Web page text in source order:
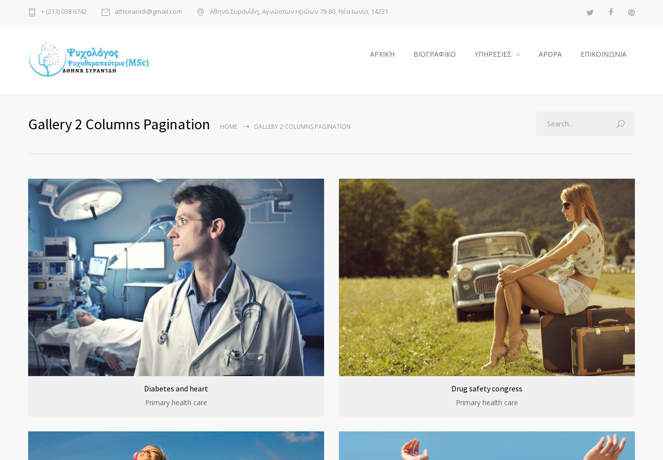
+ (213) 038 6742 athsiranidi@gmail.com Αθηνά Συρανίδη, Αγνώστων Ηρώων 78-80, Νέα Ιωνία, 14231
ΑΡΧΙΚΉ ΒΙΟΓΡΑΦΙΚΟ ΥΠΗΡΕΣΙΕΣ ΑΡΘΡΑ ΕΠΙΚΟΙΝΩΝΙΑ
Gallery 2 Columns Pagination HOME GALLERY 2 COLUMNS PAGINATION
Diabetes and heart
Primary health care
Drug safety congress
Primary health care